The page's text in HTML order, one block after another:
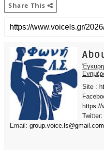
Share This
Έγκυρη
Site :
https://
Twitter:
Email: group.voice.ls@gmail.com